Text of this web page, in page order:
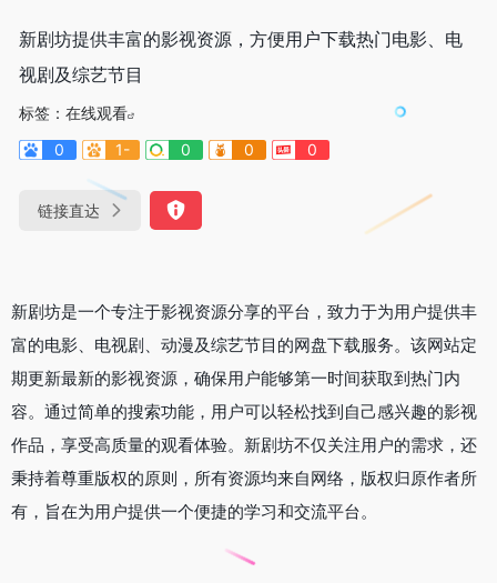
新剧坊提供丰富的影视资源，方便用户下载热门电影、电
视剧及综艺节目
标签： 在线观看
0
1- 0 0 0
链接直达
新剧坊是一个专注于影视资源分享的平台，致力于为用户提供丰
富的电影、电视剧、动漫及综艺节目的网盘下载服务。该网站定
期更新最新的影视资源，确保用户能够第一时间获取到热门内
容。通过简单的搜索功能，用户可以轻松找到自己感兴趣的影视
作品，享受高质量的观看体验。新剧坊不仅关注用户的需求，还
秉持着尊重版权的原则，所有资源均来自网络，版权归原作者所
有，旨在为用户提供一个便捷的学习和交流平台。